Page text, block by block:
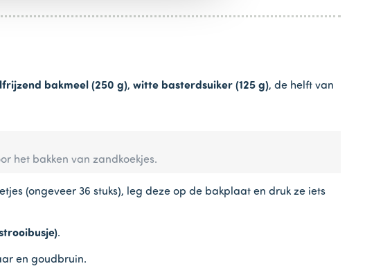
bakmeel (250 g), witte basterdsuiker (125 g), de helft van
het bakken van zandkoekjes.
(ongeveer 36 stuks), leg deze op de bakplaat en druk ze iets
.
en goudbruin.